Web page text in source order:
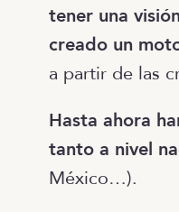
tener una
creado un
a partir de las
Hasta ahora
tanto a nivel
México…).